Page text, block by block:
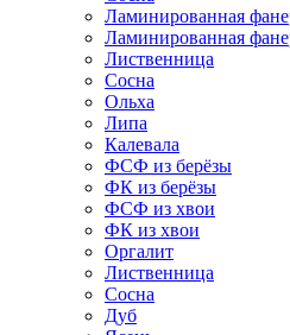
Ламинированная
Ламинированная
Лиственница
Сосна
Ольха
Липа
Калевала
ФСФ из берёзы
ФК из берёзы
ФСФ из хвои
ФК из хвои
Оргалит
Лиственница
Сосна
Дуб